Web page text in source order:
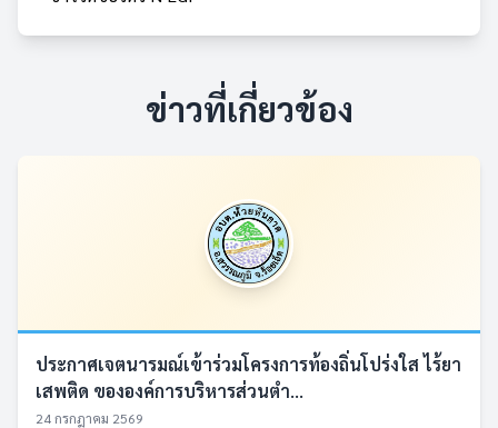
ข่าวที่เกี่ยวข้อง
ประกาศเจตนารมณ์เข้าร่วมโครงการท้องถิ่นโปร่งใส ไร้ยา
เสพติด ขององค์การบริหารส่วนตำ...
24 กรกฎาคม 2569